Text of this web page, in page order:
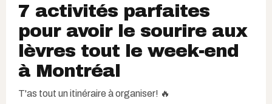
7 activités parfaites
pour avoir le sourire aux
lèvres tout le week-end
à Montréal
T'as tout un itinéraire à organiser! 🔥